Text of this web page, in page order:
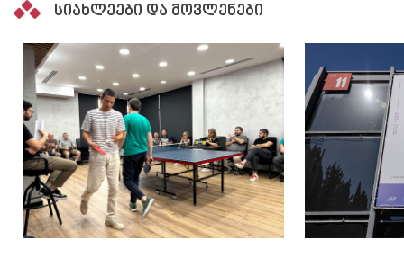
სიახლეები და მოვლენები